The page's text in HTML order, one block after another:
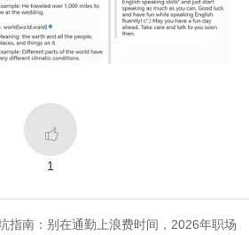

1
指南：别在通勤上浪费时间，2026年职场